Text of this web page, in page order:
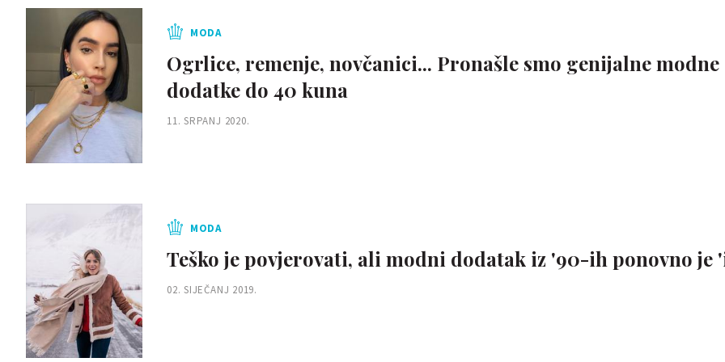
MODA
Ogrlice, remenje, novčanici... Pronašle smo genijalne modne
dodatke do 40 kuna
11. SRPANJ 2020.
MODA
Teško je povjerovati, ali modni dodatak iz '90-ih ponovno je
02. SIJEČANJ 2019.